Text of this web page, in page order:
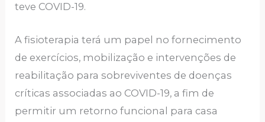
teve COVID-19.
A fisioterapia terá um papel no fornecimento
de exercícios, mobilização e intervenções de
reabilitação para sobreviventes de doenças
críticas associadas ao COVID-19, a fim de
permitir um retorno funcional para casa